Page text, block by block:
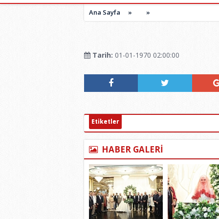
Ana Sayfa » »
Tarih: 01-01-1970 02:00:00
Etiketler
HABER GALERİ